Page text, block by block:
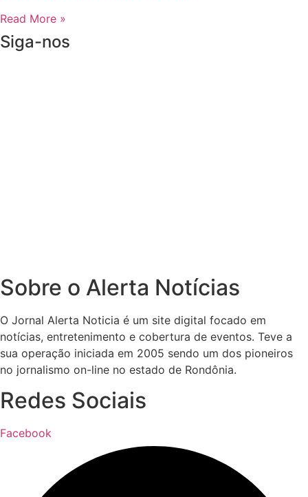
Read More »
Siga-nos
Sobre o Alerta Notícias
O Jornal Alerta Noticia é um site digital focado em
notícias, entretenimento e cobertura de eventos. Teve a
sua operação iniciada em 2005 sendo um dos pioneiros
no jornalismo on-line no estado de Rondônia.
Redes Sociais
Facebook